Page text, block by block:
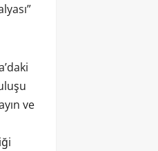
ve